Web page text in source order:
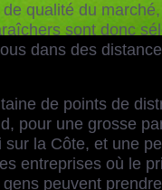
qualité du
sont donc
dans des
de points de
pour une grosse
la Côte, et une
entreprises où le
peuvent